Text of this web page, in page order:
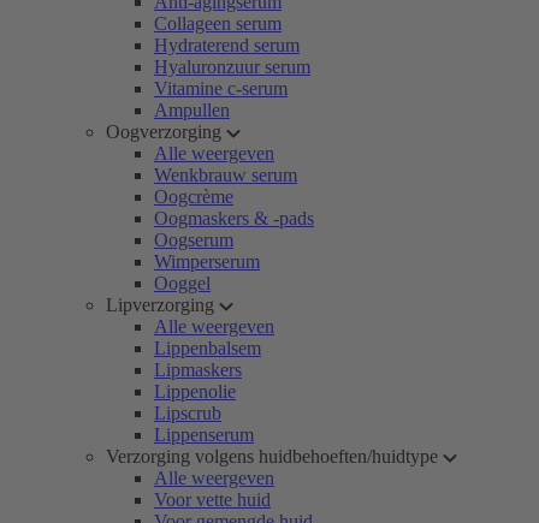
Collageen serum
Hydraterend serum
Hyaluronzuur serum
Vitamine c-serum
Ampullen
Oogverzorging
Alle weergeven
Wenkbrauw serum
Oogcrème
Oogmaskers & -pads
Oogserum
Wimperserum
Ooggel
Lipverzorging
Alle weergeven
Lippenbalsem
Lipmaskers
Lippenolie
Lipscrub
Lippenserum
Verzorging volgens huidbehoeften/huidtype
Alle weergeven
Voor vette huid